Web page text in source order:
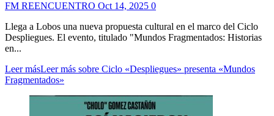
FM REENCUENTRO Oct 14, 2025 0
Llega a Lobos una nueva propuesta cultural en el marco del Ciclo
Despliegues. El evento, titulado "Mundos Fragmentados: Historias
en...
Leer másLeer más sobre Ciclo «Despliegues» presenta «Mundos
Fragmentados»